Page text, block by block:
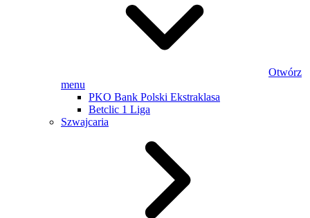
Otwórz
menu
PKO Bank Polski Ekstraklasa
Betclic 1 Liga
Szwajcaria